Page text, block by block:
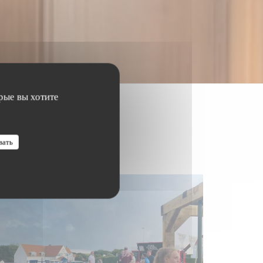
вы хотите
NEZ